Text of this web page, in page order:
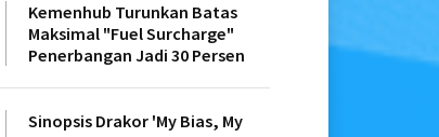
Kemenhub Turunkan Batas
Maksimal "Fuel Surcharge"
Penerbangan Jadi 30 Persen
Sinopsis Drakor 'My Bias, My